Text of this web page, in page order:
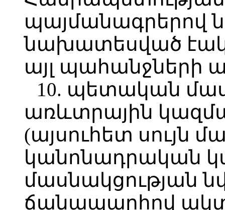
պայմանագրերով
նախատեսված
այլ պահանջների
10. պետական
առևտրային
(այսուհետ սույն
կանոնադրական
մասնակցության
ճանապարհով